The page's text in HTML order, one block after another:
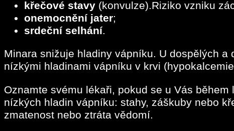
křečové stavy (konvulze).Riziko vzniku
onemocnění jater;
srdeční selhání.
Minara snižuje hladiny vápníku. U dospělých
nízkými hladinami vápníku v krvi
Oznamte svému lékaři, pokud se u Vás
nízkých hladin vápníku: stahy, záškuby nebo
zmatenost nebo ztráta vědomí.